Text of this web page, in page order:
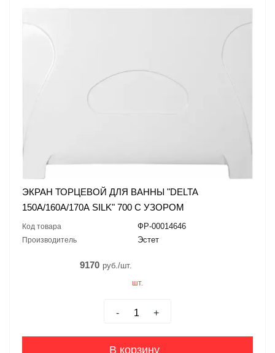
ЭКРАН ТОРЦЕВОЙ ДЛЯ ВАННЫ "DELTA
150А/160А/170А SILK" 700 С УЗОРОМ
Код товара ФР-00014646
Производитель Эстет
9170 руб./шт.
шт.
- +
В корзину